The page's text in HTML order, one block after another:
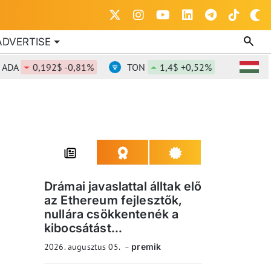
0,192$ -0,81% TON 1,4$ +0,52% DOT
Drámai javaslattal álltak elő
az Ethereum fejlesztők,
nullára csökkentenék a
kibocsátást...
2026. augusztus 05. premik